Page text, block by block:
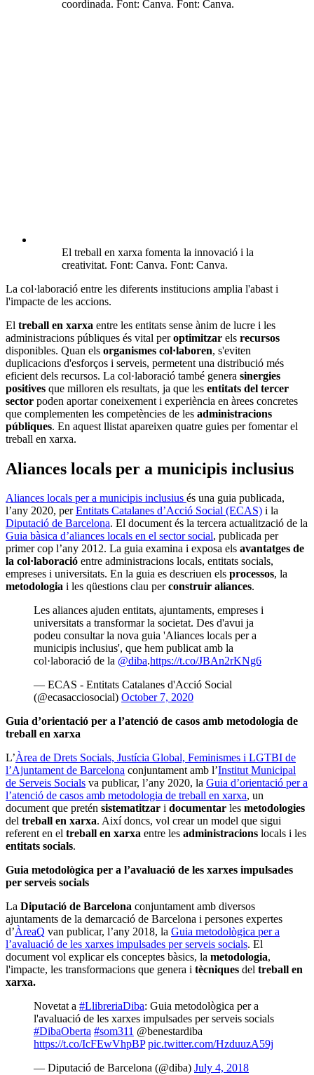
coordinada. Font: Canva. Font: Canva.
El treball en xarxa fomenta la innovació i la
creativitat. Font: Canva. Font: Canva.
La col·laboració entre les diferents institucions amplia l'abast i
l'impacte de les accions.
El treball en xarxa entre les entitats sense ànim de lucre i les
administracions públiques és vital peroptimitzar els recursos
disponibles. Quan els organismes col·laboren, s'eviten
duplicacions d'esforços i serveis, permetent una distribució més
eficient dels recursos. La col·laboració també genera sinergies
positives que milloren els resultats, ja que les entitats del tercer
sector poden aportar coneixement i experiència en àrees concretes
que complementen les competències de les administracions
públiques. En aquest llistat apareixen quatre guies per fomentar el
treball en xarxa.
Aliances locals per a municipis inclusius
Aliances locals per a municipis inclusius és una guia publicada,
l’any 2020, perEntitats Catalanes d’Acció Social (ECAS) i la
Diputació de Barcelona. El document és la tercera actualització de la
Guia bàsica d’aliances locals en el sector social, publicada per
primer cop l’any 2012. La guia examina i exposa els avantatges de
la col·laboració entre administracions locals, entitats socials,
empreses i universitats. En la guia es descriuen els processos, la
metodologia i les qüestions clau perconstruir aliances.
Les aliances ajuden entitats, ajuntaments, empreses i
universitats a transformar la societat. Des d'avui ja
podeu consultar la nova guia 'Aliances locals per a
municipis inclusius', que hem publicat amb la
col·laboració de la @diba.https://t.co/JBAn2rKNg6
— ECAS - Entitats Catalanes d'Acció Social
(@ecasacciosocial) October 7, 2020
Guia d’orientació per a l’atenció de casos amb metodologia de
treball en xarxa
L’Àrea de Drets Socials, Justícia Global, Feminismes i LGTBI de
l’Ajuntament de Barcelona conjuntament amb l’Institut Municipal
de Serveis Socials va publicar, l’any 2020, la Guia d’orientació per a
l’atenció de casos amb metodologia de treball en xarxa, un
document que pretén sistematitzar i documentar les metodologies
del treball en xarxa. Així doncs, vol crear un model que sigui
referent en el treball en xarxa entre les administracions locals i les
entitats socials.
Guia metodològica per a l’avaluació de les xarxes impulsades
per serveis socials
La Diputació de Barcelona conjuntament amb diversos
ajuntaments de la demarcació de Barcelona i persones expertes
d’ÀreaQ van publicar, l’any 2018, la Guia metodològica per a
l’avaluació de les xarxes impulsades per serveis socials. El
document vol explicar els conceptes bàsics, la metodologia,
l'impacte, les transformacions que genera i tècniques del treball en
xarxa.
Novetat a #LlibreriaDiba: Guia metodològica per a
l'avaluació de les xarxes impulsades per serveis socials
#DibaOberta #som311 @benestardiba
https://t.co/IcFEwVhpBP pic.twitter.com/HzduuzA59j
— Diputació de Barcelona (@diba) July 4, 2018